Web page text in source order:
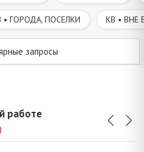
• ГОРОДА, ПОСЕЛКИ КВ • ВНЕ
запросы
работе
)